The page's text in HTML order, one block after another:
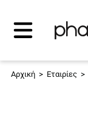
Αρχική > Εταιρίες >